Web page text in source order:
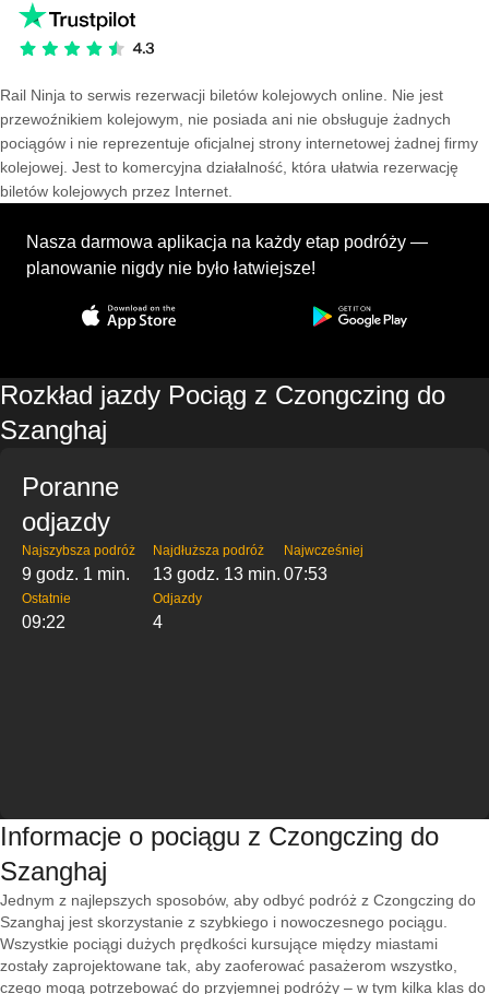
Rail Ninja to serwis rezerwacji biletów kolejowych online. Nie jest
przewoźnikiem kolejowym, nie posiada ani nie obsługuje żadnych
pociągów i nie reprezentuje oficjalnej strony internetowej żadnej firmy
kolejowej. Jest to komercyjna działalność, która ułatwia rezerwację
biletów kolejowych przez Internet.
Nasza darmowa aplikacja na każdy etap podróży —
planowanie nigdy nie było łatwiejsze!
Rozkład jazdy Pociąg z Czongczing do
Szanghaj
Poranne
odjazdy
Najszybsza podróż
9 godz. 1 min.
Najdłuższa podróż
13 godz. 13 min.
Najwcześniej
07:53
Ostatnie
09:22
Odjazdy
4
Informacje o pociągu z Czongczing do
Szanghaj
Jednym z najlepszych sposobów, aby odbyć podróż z Czongczing do
Szanghaj jest skorzystanie z szybkiego i nowoczesnego pociągu.
Wszystkie pociągi dużych prędkości kursujące między miastami
zostały zaprojektowane tak, aby zaoferować pasażerom wszystko,
czego mogą potrzebować do przyjemnej podróży – w tym kilka klas do